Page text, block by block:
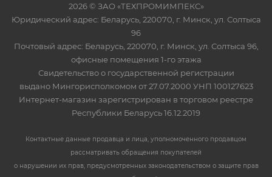
2026 © ЗАО «ТЕХПРОМИМПЕКС»
Юридический адрес: Беларусь, 220070, г. Минск, ул. Солтыса
96
Почтовый адрес: Беларусь, 220070, г. Минск, ул. Солтыса 96,
офисные помещения 1-го этажа
Свидетельство о государственной регистрации
выдано Мингорисполкомом от 27.07.2000 УНП 100127623
Интернет-магазин зарегистрирован в торговом реестре
Республики Беларусь 16.12.2019
Контактные данные продавца и лица, уполномоченного продавцом
рассматривать обращения покупателей
о нарушении их прав, предусмотренных законодательством о защите прав